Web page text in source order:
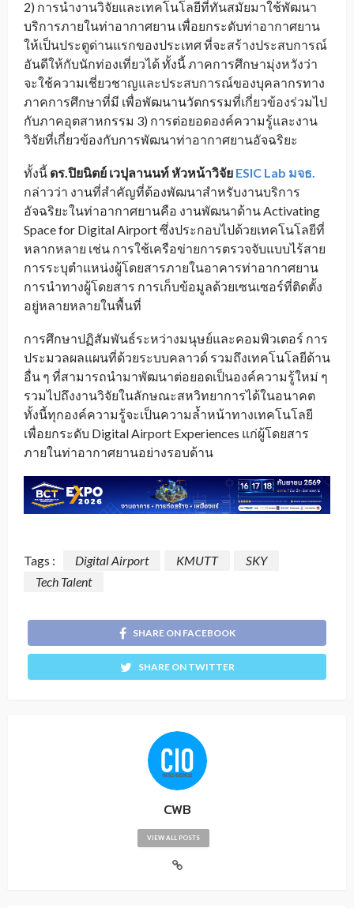
2) การนำงานวิจัยและเทคโนโลยีที่ทันสมัยมาใช้พัฒนา
บริการภายในท่าอากาศยาน เพื่อยกระดับท่าอากาศยาน
ให้เป็นประตูด่านแรกของประเทศ ที่จะสร้างประสบการณ์
อันดีให้กับนักท่องเที่ยวได้ ทั้งนี้ ภาคการศึกษามุ่งหวังว่า
จะใช้ความเชี่ยวชาญและประสบการณ์ของบุคลากรทาง
ภาคการศึกษาที่มี เพื่อพัฒนานวัตกรรมที่เกี่ยวข้องร่วมไป
กับภาคอุตสาหกรรม 3) การต่อยอดองค์ความรู้และงาน
วิจัยที่เกี่ยวข้องกับการพัฒนาท่าอากาศยานอัจฉริยะ
ทั้งนี้ ดร.ปิยนิตย์ เวปุลานนท์ หัวหน้าวิจัย ESIC Lab มจธ.
กล่าวว่า งานที่สำคัญที่ต้องพัฒนาสำหรับงานบริการ
อัจฉริยะในท่าอากาศยานคือ งานพัฒนาด้าน Activating
Space for Digital Airport ซึ่งประกอบไปด้วยเทคโนโลยีที่
หลากหลาย เช่น การใช้เครือข่ายการตรวจจับแบบไร้สาย
การระบุตำแหน่งผู้โดยสารภายในอาคารท่าอากาศยาน
การนำทางผู้โดยสาร การเก็บข้อมูลด้วยเซนเซอร์ที่ติดตั้ง
อยู่หลายหลายในพื้นที่
การศึกษาปฏิสัมพันธ์ระหว่างมนุษย์และคอมพิวเตอร์ การ
ประมวลผลแผนที่ด้วยระบบคลาวด์ รวมถึงเทคโนโลยีด้าน
อื่น ๆ ที่สามารถนำมาพัฒนาต่อยอดเป็นองค์ความรู้ใหม่ ๆ
รวมไปถึงงานวิจัยในลักษณะสหวิทยาการได้ในอนาคต
ทั้งนี้ทุกองค์ความรู้จะเป็นความล้ำหน้าทางเทคโนโลยี
เพื่อยกระดับ Digital Airport Experiences แก่ผู้โดยสาร
ภายในท่าอากาศยานอย่างรอบด้าน
Tags : Digital Airport KMUTT
SKY
Tech Talent
SHARE ON FACEBOOK
SHARE ON TWITTER
CWB
VIEW ALL POSTS